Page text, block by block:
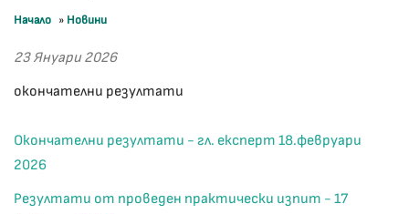
Начало » Новини
23 Януари 2026
окончателни резултати
Окончателни резултати - гл. експерт 18.февруари
2026
Резултати от проведен практически изпит - 17